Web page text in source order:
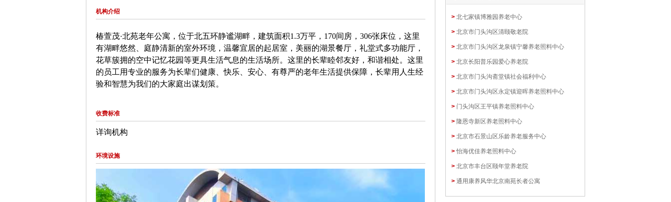
机构介绍
椿萱茂·北苑老年公寓，位于北五环静谧湖畔， 建筑面积1.3万平，170间房，306张床位，这里
有湖畔悠然、庭静清新的室外环境，温馨宜居的起居室，美丽的湖景餐厅，礼堂式多功能厅，
花草簇拥的空中记忆花园等更具生活气息的生活场所。这里的长辈睦邻友好，和谐相处。这里
的员工用专业的服务为长辈们健康、快乐、安心、有尊严的老年生活提供保障，长辈用人生经
验和智慧为我们的大家庭出谋划策。
收费标准
详询机构
环境设施
> 北七家镇博雅园养老中心
> 北京市门头沟区清颐敬老院
> 北京市门头沟区龙泉镇宁馨养老照料中心
> 北京长阳普乐园爱心养老院
> 北京市门头沟斋堂镇社会福利中心
> 北京市门头沟区永定镇迎晖养老照料中心
> 门头沟区王平镇养老照料中心
> 隆恩寺新区养老照料中心
> 北京市石景山区乐龄养老服务中心
> 怡海优佳养老照料中心
> 北京市丰台区颐年堂养老院
> 通用康养风华北京南苑长者公寓